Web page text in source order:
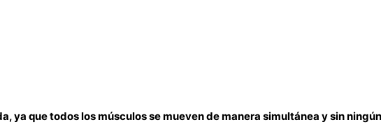
ya que todos los músculos se mueven de manera simultánea y sin